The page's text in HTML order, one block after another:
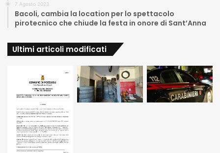
7 Agosto 2023
Bacoli, cambia la location per lo spettacolo
pirotecnico che chiude la festa in onore di Sant’Anna
Ultimi articoli modificati